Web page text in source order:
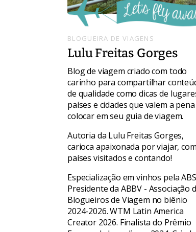
BLOGUEIRA DE VIAGENS
Lulu Freitas Gorges
Blog de viagem criado com todo
carinho para compartilhar
de qualidade como dicas de
países e cidades que valem a pena
colocar em seu guia de viagem.
Autoria da Lulu Freitas Gorges,
carioca apaixonada por viajar,
países visitados e contando!
Especialização em vinhos pela
Presidente da ABBV - Associação
Blogueiros de Viagem no biênio
2024-2026. WTM Latin America
Creator 2026. Finalista do Prêmio